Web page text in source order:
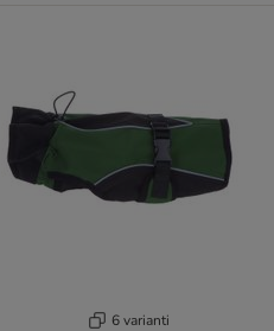
6 varianti